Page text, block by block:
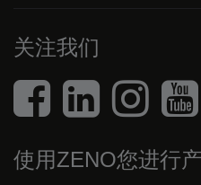
关注我们
使用ZENO您进行